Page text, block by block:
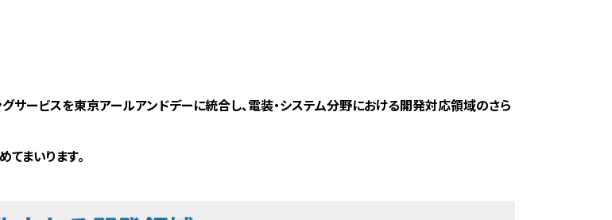
サービスを東京アールアンドデーに統合し、電装・システム分野における開発対応領域のさら
まいります。